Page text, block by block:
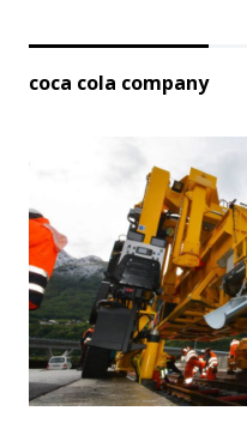
coca cola company